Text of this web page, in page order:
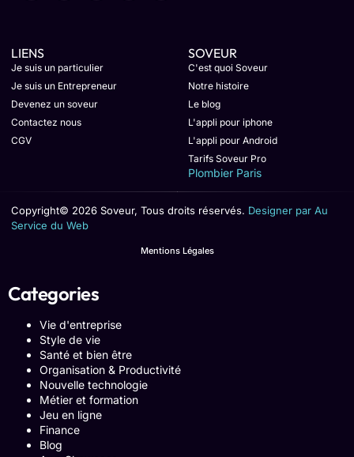
LIENS
Je suis un particulier
Je suis un Entrepreneur
Devenez un soveur
Contactez nous
CGV
SOVEUR
C'est quoi Soveur
Notre histoire
Le blog
L'appli pour iphone
L'appli pour Android
Tarifs Soveur Pro
Plombier Paris
Copyright© 2026 Soveur, Tous droits réservés. Designer par Au
Service du Web
Mentions Légales
Categories
Vie d'entreprise
Style de vie
Santé et bien être
Organisation & Productivité
Nouvelle technologie
Métier et formation
Jeu en ligne
Finance
Blog